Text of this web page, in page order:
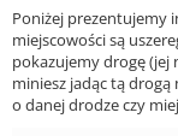
Poniżej prezentujemy
miejscowości są
pokazujemy drogę (jej
miniesz jadąc tą drogą
o danej drodze czy